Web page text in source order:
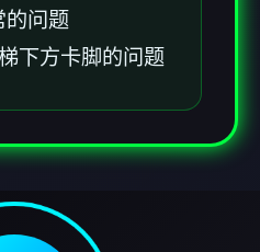
的问题
下方卡脚的问题